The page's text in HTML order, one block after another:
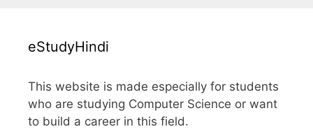
eStudyHindi
This website is made especially for students
who are studying Computer Science or want
to build a career in this field.